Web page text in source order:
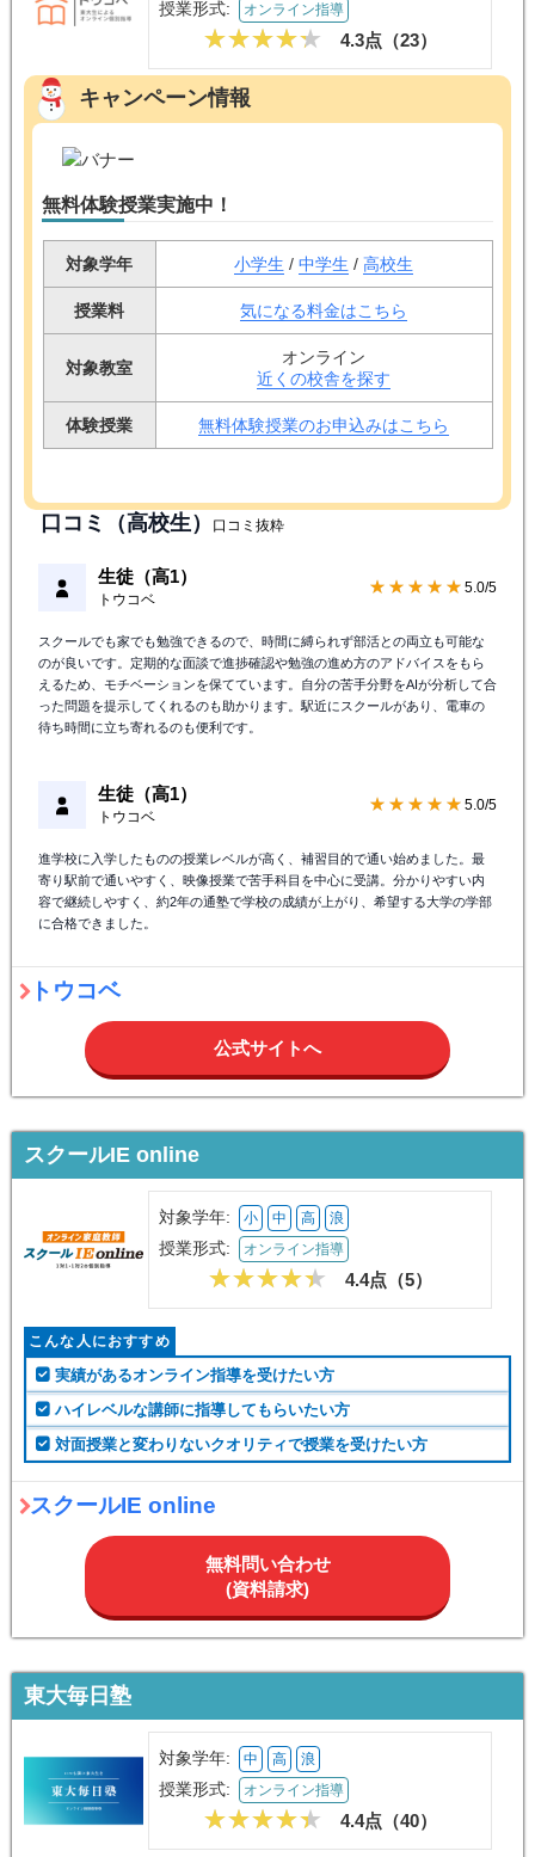
授業形式: オンライン指導
4.3点（23）
キャンペーン情報
無料体験授業実施中！
対象学年 小学生 / 中学生 / 高校生
授業料 気になる料金はこちら
対象教室
オンライン
近くの校舎を探す
体験授業 無料体験授業のお申込みはこちら
口コミ（高校生） 口コミ抜粋
生徒（高1）
トウコベ
★★★★★ 5.0/5
スクールでも家でも勉強できるので、時間に縛られず部活との両立も可能な
のが良いです。定期的な面談で進捗確認や勉強の進め方のアドバイスをもら
えるため、モチベーションを保てています。自分の苦手分野をAIが分析して合
った問題を提示してくれるのも助かります。駅近にスクールがあり、電車の
待ち時間に立ち寄れるのも便利です。
生徒（高1）
トウコベ
★★★★★ 5.0/5
進学校に入学したものの授業レベルが高く、補習目的で通い始めました。最
寄り駅前で通いやすく、映像授業で苦手科目を中心に受講。分かりやすい内
容で継続しやすく、約2年の通塾で学校の成績が上がり、希望する大学の学部
に合格できました。
トウコベ
公式サイトへ
スクールIE online
対象学年: 小 中 高 浪
授業形式: オンライン指導
4.4点（5）
こんな人におすすめ
実績があるオンライン指導を受けたい方
ハイレベルな講師に指導してもらいたい方
対面授業と変わりないクオリティで授業を受けたい方
スクールIE online
無料問い合わせ
(資料請求)
東大毎日塾
対象学年: 中 高 浪
授業形式: オンライン指導
4.4点（40）